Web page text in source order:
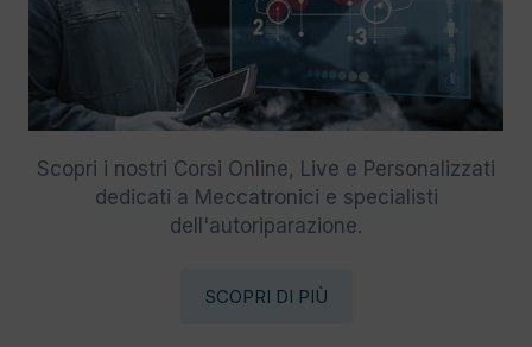
Scopri i nostri Corsi Online, Live e Personalizzati
dedicati a Meccatronici e specialisti
dell'autoriparazione.
SCOPRI DI PIÙ